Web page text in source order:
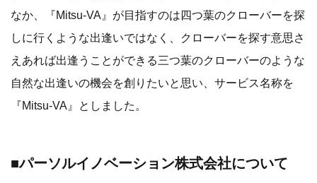
なか、『Mitsu-VA』が目指すのは四つ葉のクローバーを探
しに行くような出逢いではなく、クローバーを探す意思さ
えあれば出逢うことができる三つ葉のクローバーのような
自然な出逢いの機会を創りたいと思い、サービス名称を
『Mitsu-VA』としました。
■パーソルイノベーション株式会社について